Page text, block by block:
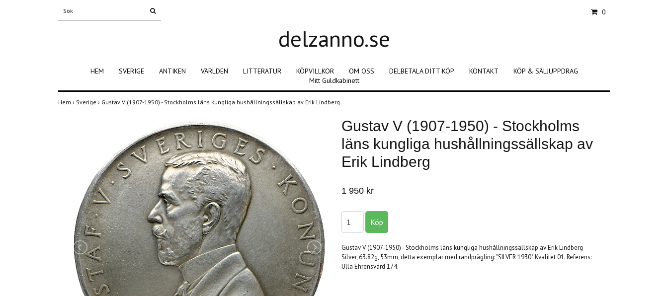
0
delzanno.se
HEM SVERIGE ANTIKEN VÄRLDEN LITTERATUR KÖPVILLKOR OM OSS DELBETALA DITT KÖP KONTAKT
KÖP & SÄLJUPPDRAG
Mitt Guldkabinett
Hem › Sverige › Gustav V (1907-1950) - Stockholms läns kungliga hushållningssällskap av Erik Lindberg
Gustav V (1907-1950) - Stockholms
läns kungliga hushållningssällskap av
Erik Lindberg
1 950 kr
Gustav V (1907-1950) - Stockholms läns kungliga hushållningssällskap av Erik Lindberg
Silver, 63.82g, 53mm, detta exemplar med randprägling: "SILVER 1930". Kvalitet 01. Referens:
Ulla Ehrensvärd 174.